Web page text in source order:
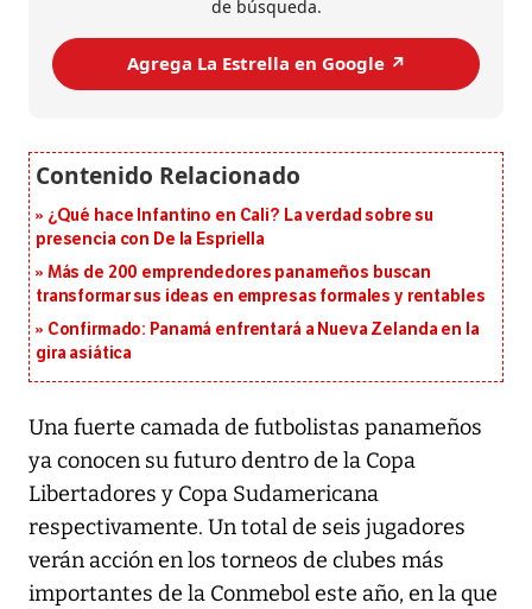
de búsqueda.
Agrega La Estrella en Google ↗️
¿Qué hace Infantino en Cali? La verdad sobre su
presencia con De la Espriella
Más de 200 emprendedores panameños buscan
transformar sus ideas en empresas formales y rentables
Confirmado: Panamá enfrentará a Nueva Zelanda en la
gira asiática
Una fuerte camada de futbolistas panameños
ya conocen su futuro dentro de la Copa
Libertadores y Copa Sudamericana
respectivamente. Un total de seis jugadores
verán acción en los torneos de clubes más
importantes de la Conmebol este año, en la que